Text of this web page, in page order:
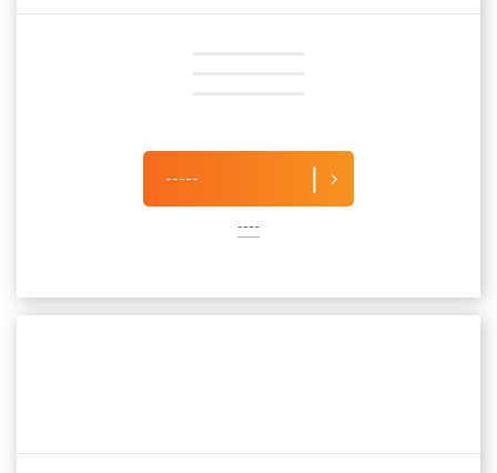
-----
----